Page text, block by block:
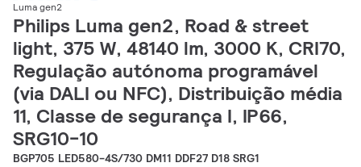
Luma gen2
Philips Luma gen2, Road & street
light, 375 W, 48140 lm, 3000 K, CRI70,
Regulação autónoma programável
(via DALI ou NFC), Distribuição média
11, Classe de segurança I, IP66,
SRG10-10
BGP705 LED580-4S/730 DM11 DDF27 D18 SRG1